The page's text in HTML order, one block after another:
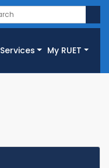
Services My RUET